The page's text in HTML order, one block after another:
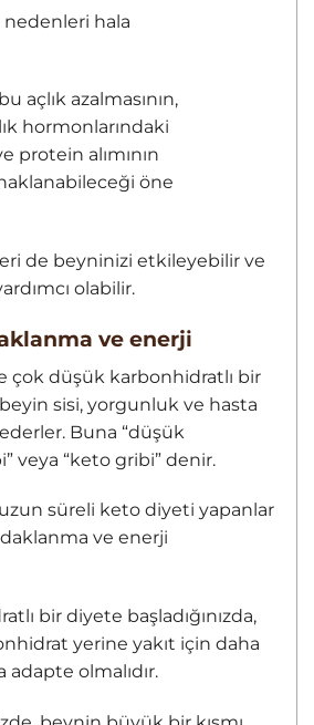
nedenleri hala
açlık azalmasının,
hormonlarındaki
protein alımının
öne
de beyninizi etkileyebilir ve
olabilir.
ve enerji
çok düşük karbonhidratlı bir
sisi, yorgunluk ve hasta
Buna “düşük
veya “keto gribi” denir.
süreli keto diyeti yapanlar
ve enerji
bir diyete başladığınızda,
yerine yakıt için daha
adapte olmalıdır.